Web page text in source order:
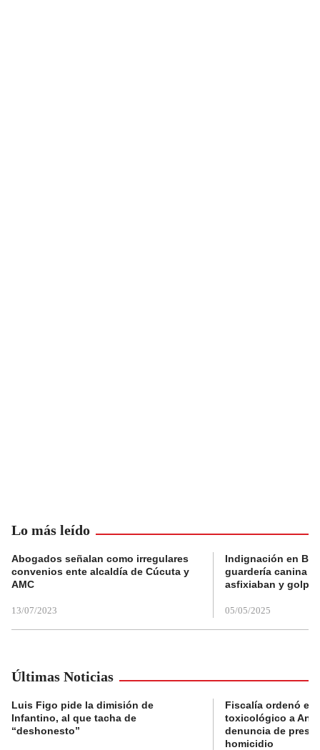
Lo más leído
Abogados señalan como irregulares
convenios ente alcaldía de Cúcuta y
AMC
13/07/2023
Indignación en
guardería canina
asfixiaban y
05/05/2025
Últimas Noticias
Luis Figo pide la dimisión de
Infantino, al que tacha de
“deshonesto”
Fiscalía ordenó
toxicológico a
denuncia de
homicidio